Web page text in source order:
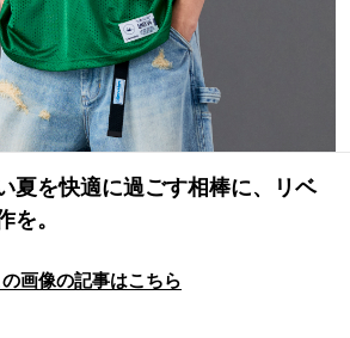
夏を快適に過ごす相棒に、リベ
を。
画像の記事はこちら